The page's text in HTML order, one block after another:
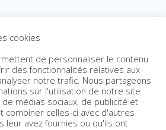
cookies
de personnaliser le contenu
des fonctionnalités relatives aux
notre trafic. Nous partageons
sur l'utilisation de notre site
médias sociaux, de publicité et
combiner celles-ci avec d'autres
leur avez fournies ou qu'ils ont